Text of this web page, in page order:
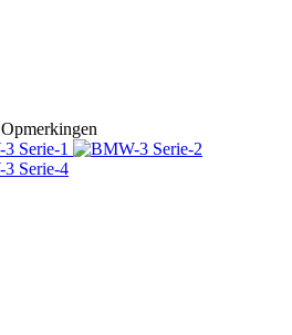
Opmerkingen